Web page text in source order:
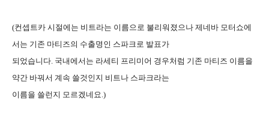
(컨셉트카 시절에는 비트라는 이름으로 불리워졌으나 제네바 모터쇼에
서는 기존 마티즈의 수출명인 스파크로 발표가
되었습니다. 국내에서는 라세티 프리미어 경우처럼 기존 마티즈 이름을
약간 바꿔서 계속 쓸것인지 비트나 스파크라는
이름을 쓸런지 모르겠네요.)